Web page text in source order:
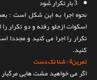
3 بار تکرار شود
نحوه اجرا به این شکل است :
کنید.
تمرین4 : شنا تک دست
اگر می خواهید مشت هایی